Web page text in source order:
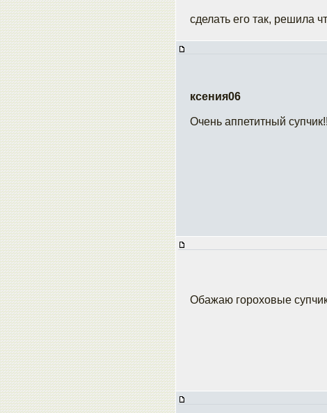
сделать его так, решила
ксения06
Очень аппетитный
Обажаю гороховые